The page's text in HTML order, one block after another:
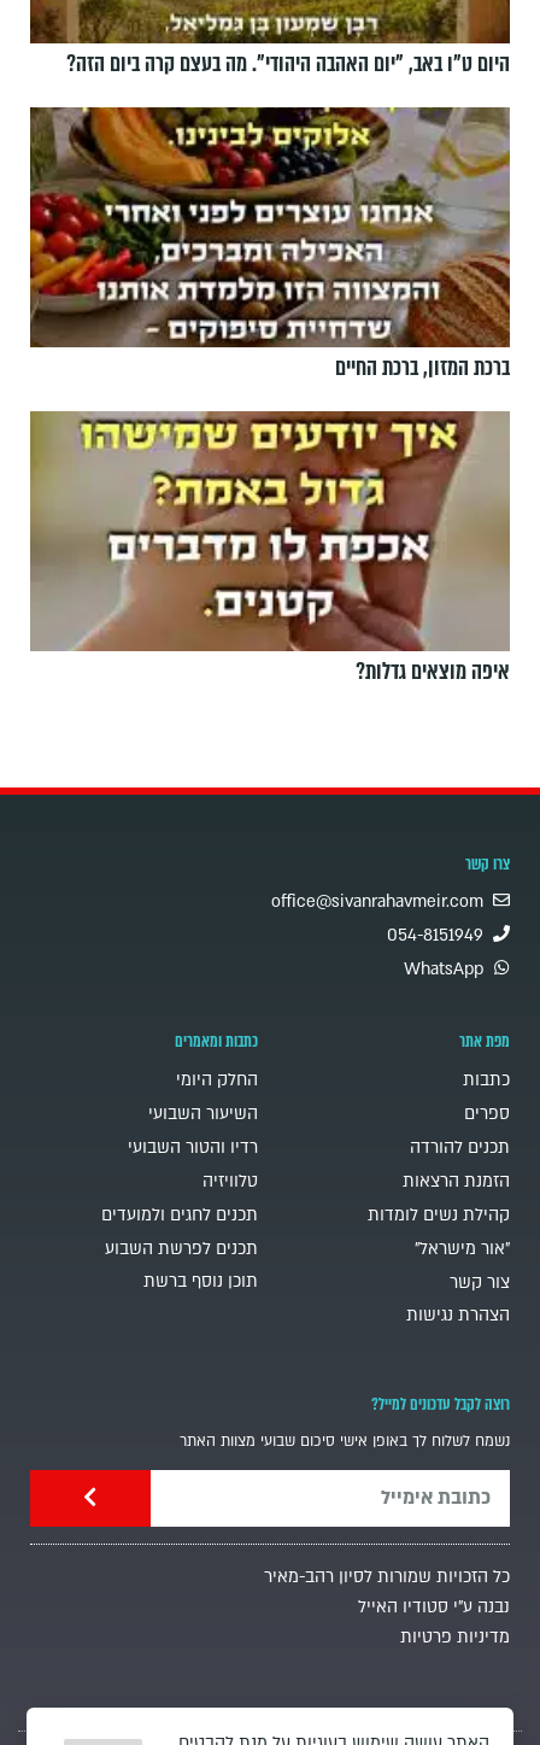
היום ט"ו באב, ”יום האהבה היהודי". מה בעצם קרה ביום הזה?
ברכת המזון, ברכת החיים
איפה מוצאים גדלות?
צרו קשר
office@sivanrahavmeir.com
054-8151949
WhatsApp
מפת אתר
כתבות
ספרים
תכנים להורדה
הזמנת הרצאות
קהילת נשים לומדות
"אור מישראל"
צור קשר
הצהרת נגישות
כתבות ומאמרים
החלק היומי
השיעור השבועי
רדיו והטור השבועי
טלוויזיה
תכנים לחגים ולמועדים
תכנים לפרשת השבוע
תוכן נוסף ברשת
רוצה לקבל עדכונים למייל?
נשמח לשלוח לך באופן אישי סיכום שבועי מצוות האתר
כל הזכויות שמורות לסיון רהב-מאיר
נבנה ע"י סטודיו האייל
מדיניות פרטיות